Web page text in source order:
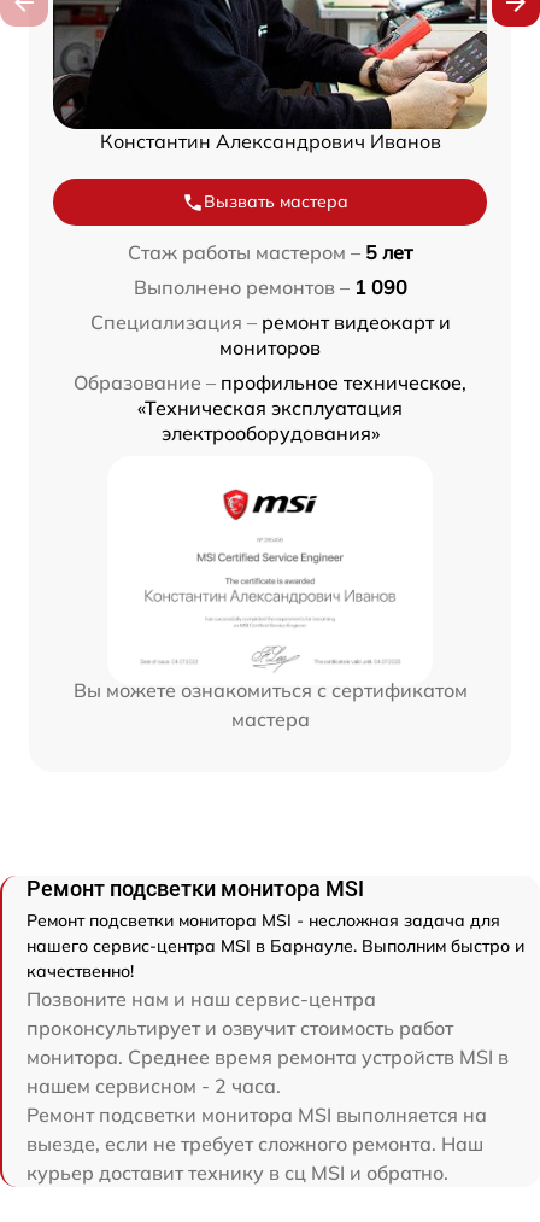
Константин Александрович Иванов
Вызвать мастера
Стаж работы мастером – 5 лет
Выполнено ремонтов – 1 090
Специализация – ремонт видеокарт и
мониторов
Образование – профильное техническое,
«Техническая эксплуатация
электрооборудования»
Вы можете ознакомиться с сертификатом
мастера
Ремонт подсветки монитора MSI
Ремонт подсветки монитора MSI - несложная задача для
нашего сервис-центра MSI в Барнауле. Выполним быстро и
качественно!
Позвоните нам и наш сервис-центра
проконсультирует и озвучит стоимость работ
монитора. Среднее время ремонта устройств MSI в
нашем сервисном - 2 часа.
Ремонт подсветки монитора MSI выполняется на
выезде, если не требует сложного ремонта. Наш
курьер доставит технику в сц MSI и обратно.